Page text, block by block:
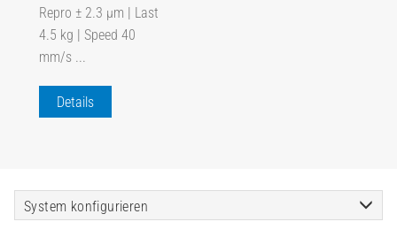
Repro ± 2.3 µm | Last
4.5 kg | Speed 40
mm/s ...
Details
System konfigurieren